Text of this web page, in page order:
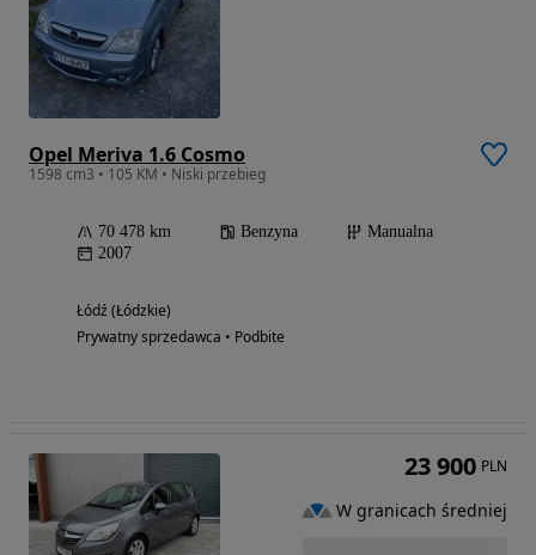
Opel Meriva 1.6 Cosmo
1598 cm3 • 105 KM • Niski przebieg
70 478 km Benzyna
Manualna
2007
Łódź (Łódzkie)
Prywatny sprzedawca • Podbite
23 900 PLN
W granicach średniej